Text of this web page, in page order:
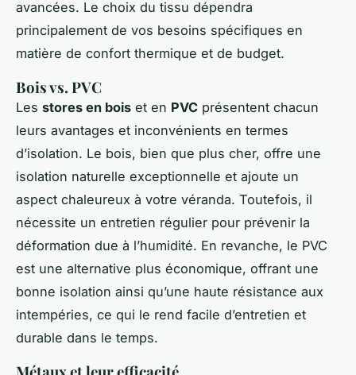
avancées. Le choix du tissu dépendra
principalement de vos besoins spécifiques en
matière de confort thermique et de budget.
Bois vs. PVC
Les stores en bois et en PVC présentent chacun
leurs avantages et inconvénients en termes
d’isolation. Le bois, bien que plus cher, offre une
isolation naturelle exceptionnelle et ajoute un
aspect chaleureux à votre véranda. Toutefois, il
nécessite un entretien régulier pour prévenir la
déformation due à l’humidité. En revanche, le PVC
est une alternative plus économique, offrant une
bonne isolation ainsi qu’une haute résistance aux
intempéries, ce qui le rend facile d’entretien et
durable dans le temps.